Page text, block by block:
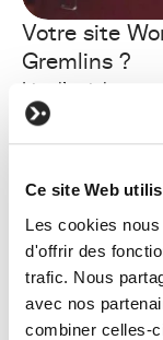
Ce site Web
Les cookies
d'offrir des
trafic. Nous
avec nos
combiner celles-
Votre site
Gremlins ?
Lire l'article